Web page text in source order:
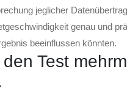
jeglicher
genau und
beeinflussen könnten.
Test